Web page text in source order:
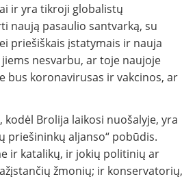
ir yra tikroji globalistų
naują pasaulio santvarką, su
priešiškais įstatymais ir nauja
nesvarbu, ar toje naujoje
bus koronavirusas ir vakcinos, ar
kodėl Brolija laikosi nuošalyje, yra
priešininkų aljanso“ pobūdis.
ir katalikų, ir jokių politinių ar
žmonių; ir konservatorių,